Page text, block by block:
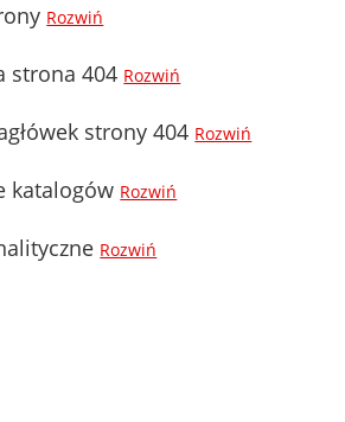
Rozwiń
strona 404 Rozwiń
strony 404 Rozwiń
katalogów Rozwiń
Rozwiń